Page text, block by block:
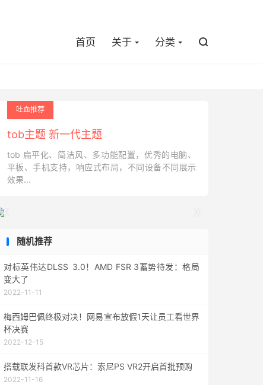
首页 关于 分类 
吐血推荐
tob主题 新一代主题
tob 扁平化、简洁风、多功能配置，优秀的电脑、
平板、手机支持，响应式布局，不同设备不同展示
效果...

随机推荐
对标英伟达DLSS 3.0！AMD FSR 3蓄势待发：格局
变大了
2022-11-11
梅西姆巴佩终极对决！网易宣布放假1天让员工看世界
杯决赛
2022-12-15
搭载联发科首款VR芯片：索尼PS VR2开启首批预购
2022-11-16